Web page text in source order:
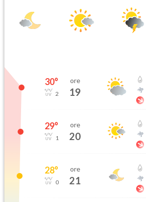
30°
2
ore
19
29°
1
ore
20
28°
0
ore
21